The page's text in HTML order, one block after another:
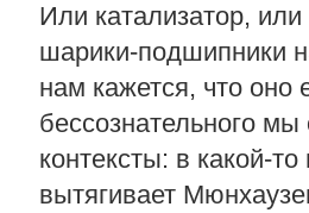
Или катализатор,
шарики-подшипники
нам кажется, что оно
бессознательного
контексты: в какой-
вытягивает